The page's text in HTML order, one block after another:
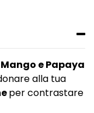
e Papaya
alla tua
per contrastare